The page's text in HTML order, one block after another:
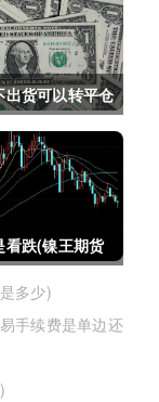
出货可以转平仓
果到期不平仓
看跌(镍王期货
看涨)
多少)
手续费是单边还